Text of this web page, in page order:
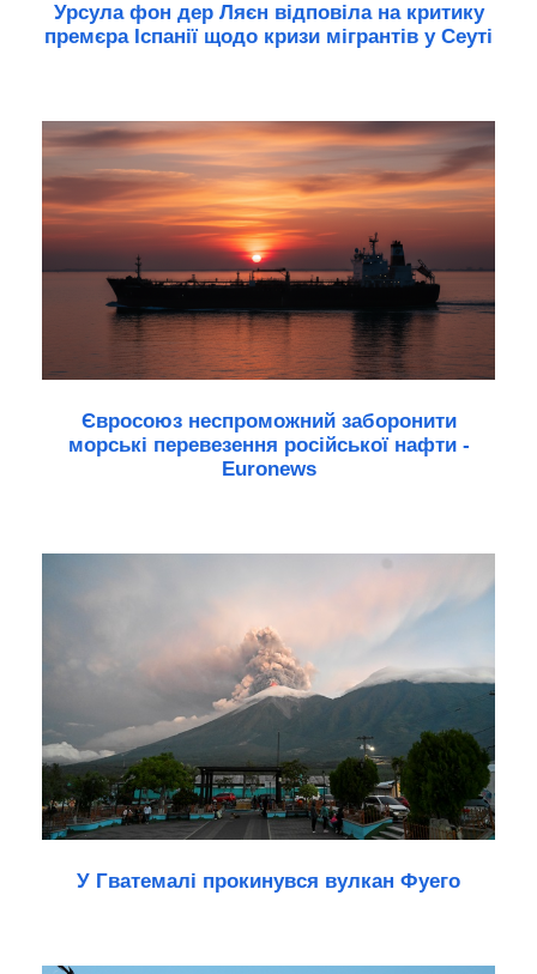
Урсула фон дер Ляєн відповіла на критику
премєра Іспанії щодо кризи мігрантів у Сеуті
Євросоюз неспроможний заборонити
морські перевезення російської нафти -
Euronews
У Гватемалі прокинувся вулкан Фуего